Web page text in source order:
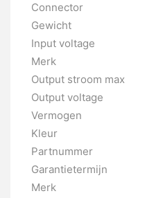
Connector
Gewicht
Input voltage
Merk
Output stroom max
Output voltage
Vermogen
Kleur
Partnummer
Garantietermijn
Merk